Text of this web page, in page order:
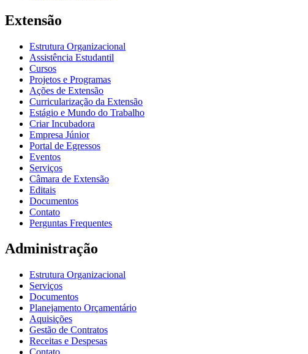
Extensão
Estrutura Organizacional
Assistência Estudantil
Cursos
Projetos e Programas
Ações de Extensão
Curricularização da Extensão
Estágio e Mundo do Trabalho
Criar Incubadora
Empresa Júnior
Portal de Egressos
Eventos
Serviços
Câmara de Extensão
Editais
Documentos
Contato
Perguntas Frequentes
Administração
Estrutura Organizacional
Serviços
Documentos
Planejamento Orçamentário
Aquisições
Gestão de Contratos
Receitas e Despesas